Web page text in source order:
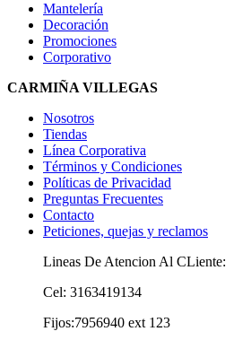
Mantelería
Decoración
Promociones
Corporativo
CARMIÑA VILLEGAS
Nosotros
Tiendas
Línea Corporativa
Términos y Condiciones
Políticas de Privacidad
Preguntas Frecuentes
Contacto
Peticiones, quejas y reclamos
Lineas De Atencion Al CLiente:
Cel: 3163419134
Fijos:7956940 ext 123